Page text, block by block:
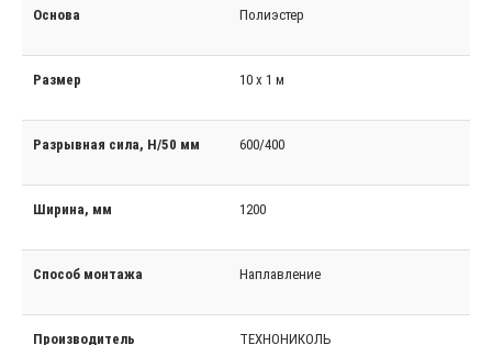
Основа Полиэстер
Размер 10 х 1 м
Разрывная сила, Н/50 мм 600/400
Ширина, мм 1200
Способ монтажа Наплавление
Производитель ТЕХНОНИКОЛЬ